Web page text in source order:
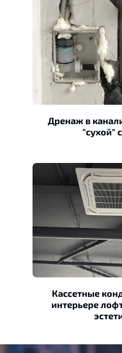
Дренаж в
"сухой"
Кассетные
интерьере